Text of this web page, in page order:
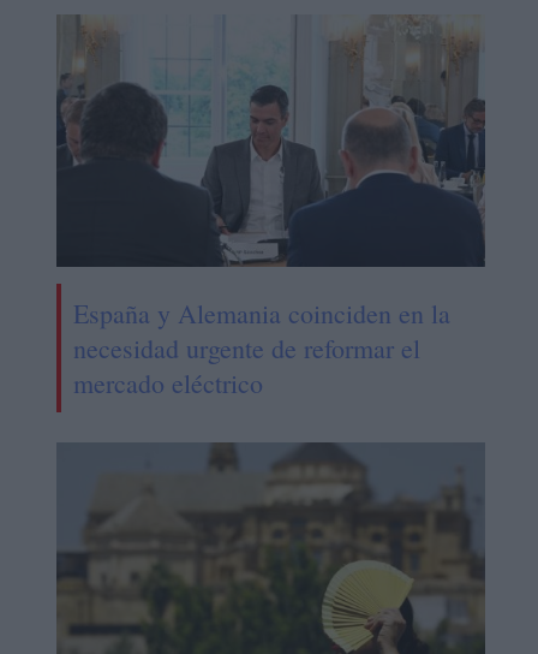
España y Alemania coinciden en la
necesidad urgente de reformar el
mercado eléctrico